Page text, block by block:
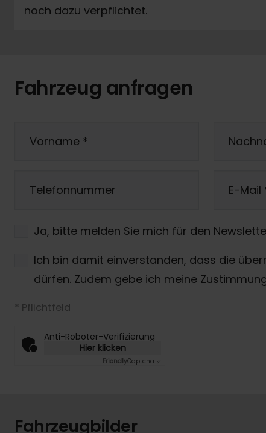
noch dazu verpflichtet.
Fahrzeug anfragen
Vorname *
Telefonnummer E-Mail
Ja, bitte melden Sie mich für den
Ich bin damit einverstanden, dass die
dürfen. Zudem gebe ich meine
* Pflichtfeld
Anti-Roboter-Verifizierung
Hier klicken
FriendlyCaptcha ⇗
Fahrzeugbilder